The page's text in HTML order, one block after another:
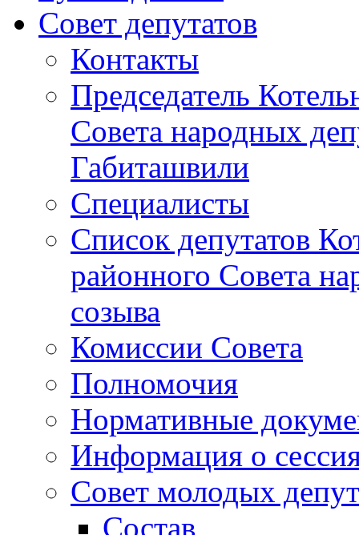
Совет депутатов
Контакты
Председатель
Совета народных
Габиташвили
Специалисты
Список депутатов
районного Совета
созыва
Комиссии Совета
Полномочия
Нормативные
Информация о
Совет молодых
Состав